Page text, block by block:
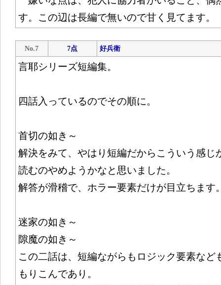
す。この辺は長編で無いので甘く見てます。
No.7 7点 好兵衛
言耶シリーズ短編集。
四話入っているのでその順に。
首切の如き～
解決をみて、やはり短編だからこういう感じ
読むのやめようかなと思いました。
解答が滑稽で、ホラー要素だけが目立ちます
迷家の如き～
隙魔の如き～
この二話は、短編ながらもロジック要素など
もりこんであり。